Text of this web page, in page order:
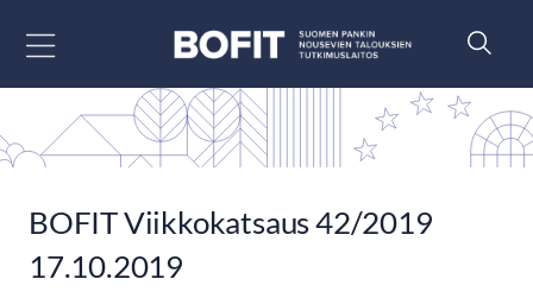
BOFIT Viikkokatsaus 42/2019
17.10.2019